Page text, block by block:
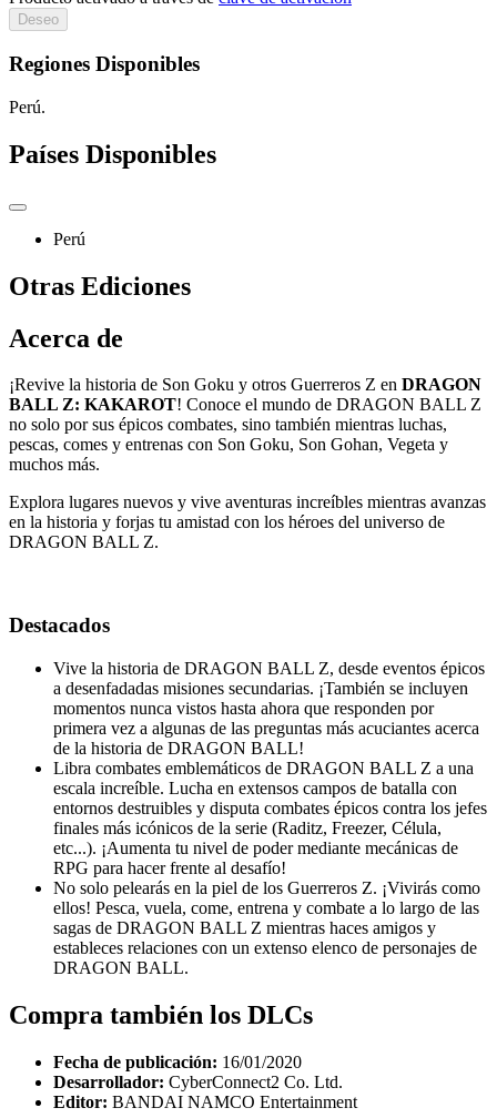
Deseo
Regiones Disponibles
Perú.
Países Disponibles
Perú
Otras Ediciones
Acerca de
¡Revive la historia de Son Goku y otros Guerreros Z en DRAGON
BALL Z: KAKAROT! Conoce el mundo de DRAGON BALL Z
no solo por sus épicos combates, sino también mientras luchas,
pescas, comes y entrenas con Son Goku, Son Gohan, Vegeta y
muchos más.
Explora lugares nuevos y vive aventuras increíbles mientras avanzas
en la historia y forjas tu amistad con los héroes del universo de
DRAGON BALL Z.
Destacados
Vive la historia de DRAGON BALL Z, desde eventos épicos
a desenfadadas misiones secundarias. ¡También se incluyen
momentos nunca vistos hasta ahora que responden por
primera vez a algunas de las preguntas más acuciantes acerca
de la historia de DRAGON BALL!
Libra combates emblemáticos de DRAGON BALL Z a una
escala increíble. Lucha en extensos campos de batalla con
entornos destruibles y disputa combates épicos contra los jefes
finales más icónicos de la serie (Raditz, Freezer, Célula,
etc...). ¡Aumenta tu nivel de poder mediante mecánicas de
RPG para hacer frente al desafío!
No solo pelearás en la piel de los Guerreros Z. ¡Vivirás como
ellos! Pesca, vuela, come, entrena y combate a lo largo de las
sagas de DRAGON BALL Z mientras haces amigos y
estableces relaciones con un extenso elenco de personajes de
DRAGON BALL.
Compra también los DLCs
Fecha de publicación: 16/01/2020
Desarrollador: CyberConnect2 Co. Ltd.
Editor: BANDAI NAMCO Entertainment